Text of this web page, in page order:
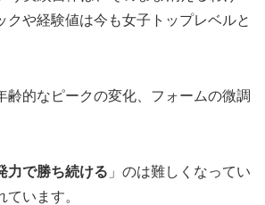
クや経験値は今も女子トップレベルと
齢的なピークの変化、フォームの微調
力で勝ち続ける 」のは難しくなってい
います。